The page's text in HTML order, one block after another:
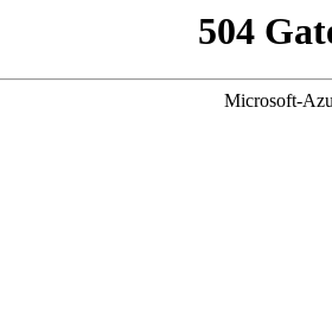
504
Microsoft-